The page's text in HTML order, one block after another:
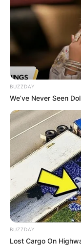
BUZZDAY
We’ve Never Seen
BUZZDAY
Lost Cargo On